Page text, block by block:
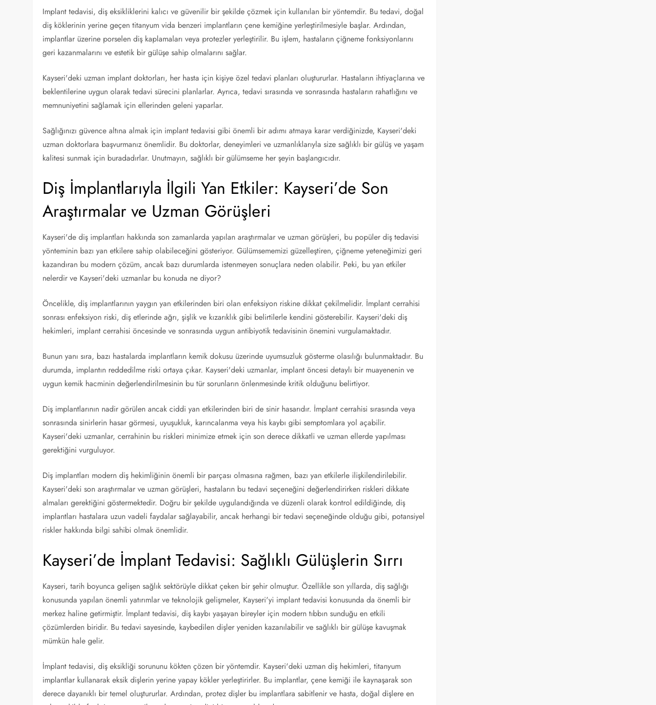
Implant tedavisi, diş eksikliklerini kalıcı ve güvenilir bir şekilde çözmek için kullanılan bir yöntemdir. Bu tedavi, doğal
diş köklerinin yerine geçen titanyum vida benzeri implantların çene kemiğine yerleştirilmesiyle başlar. Ardından,
implantlar üzerine porselen diş kaplamaları veya protezler yerleştirilir. Bu işlem, hastaların çiğneme fonksiyonlarını
geri kazanmalarını ve estetik bir gülüşe sahip olmalarını sağlar.
Kayseri'deki uzman implant doktorları, her hasta için kişiye özel tedavi planları oluştururlar. Hastaların ihtiyaçlarına ve
beklentilerine uygun olarak tedavi sürecini planlarlar. Ayrıca, tedavi sırasında ve sonrasında hastaların rahatlığını ve
memnuniyetini sağlamak için ellerinden geleni yaparlar.
Sağlığınızı güvence altına almak için implant tedavisi gibi önemli bir adımı atmaya karar verdiğinizde, Kayseri'deki
uzman doktorlara başvurmanız önemlidir. Bu doktorlar, deneyimleri ve uzmanlıklarıyla size sağlıklı bir gülüş ve yaşam
kalitesi sunmak için buradadırlar. Unutmayın, sağlıklı bir gülümseme her şeyin başlangıcıdır.
Diş İmplantlarıyla İlgili Yan Etkiler: Kayseri’de Son
Araştırmalar ve Uzman Görüşleri
Kayseri'de diş implantları hakkında son zamanlarda yapılan araştırmalar ve uzman görüşleri, bu popüler diş tedavisi
yönteminin bazı yan etkilere sahip olabileceğini gösteriyor. Gülümsememizi güzelleştiren, çiğneme yeteneğimizi geri
kazandıran bu modern çözüm, ancak bazı durumlarda istenmeyen sonuçlara neden olabilir. Peki, bu yan etkiler
nelerdir ve Kayseri'deki uzmanlar bu konuda ne diyor?
Öncelikle, diş implantlarının yaygın yan etkilerinden biri olan enfeksiyon riskine dikkat çekilmelidir. İmplant cerrahisi
sonrası enfeksiyon riski, diş etlerinde ağrı, şişlik ve kızarıklık gibi belirtilerle kendini gösterebilir. Kayseri'deki diş
hekimleri, implant cerrahisi öncesinde ve sonrasında uygun antibiyotik tedavisinin önemini vurgulamaktadır.
Bunun yanı sıra, bazı hastalarda implantların kemik dokusu üzerinde uyumsuzluk gösterme olasılığı bulunmaktadır. Bu
durumda, implantın reddedilme riski ortaya çıkar. Kayseri'deki uzmanlar, implant öncesi detaylı bir muayenenin ve
uygun kemik hacminin değerlendirilmesinin bu tür sorunların önlenmesinde kritik olduğunu belirtiyor.
Diş implantlarının nadir görülen ancak ciddi yan etkilerinden biri de sinir hasarıdır. İmplant cerrahisi sırasında veya
sonrasında sinirlerin hasar görmesi, uyuşukluk, karıncalanma veya his kaybı gibi semptomlara yol açabilir.
Kayseri'deki uzmanlar, cerrahinin bu riskleri minimize etmek için son derece dikkatli ve uzman ellerde yapılması
gerektiğini vurguluyor.
Diş implantları modern diş hekimliğinin önemli bir parçası olmasına rağmen, bazı yan etkilerle ilişkilendirilebilir.
Kayseri'deki son araştırmalar ve uzman görüşleri, hastaların bu tedavi seçeneğini değerlendirirken riskleri dikkate
almaları gerektiğini göstermektedir. Doğru bir şekilde uygulandığında ve düzenli olarak kontrol edildiğinde, diş
implantları hastalara uzun vadeli faydalar sağlayabilir, ancak herhangi bir tedavi seçeneğinde olduğu gibi, potansiyel
riskler hakkında bilgi sahibi olmak önemlidir.
Kayseri’de İmplant Tedavisi: Sağlıklı Gülüşlerin Sırrı
Kayseri, tarih boyunca gelişen sağlık sektörüyle dikkat çeken bir şehir olmuştur. Özellikle son yıllarda, diş sağlığı
konusunda yapılan önemli yatırımlar ve teknolojik gelişmeler, Kayseri'yi implant tedavisi konusunda da önemli bir
merkez haline getirmiştir. İmplant tedavisi, diş kaybı yaşayan bireyler için modern tıbbın sunduğu en etkili
çözümlerden biridir. Bu tedavi sayesinde, kaybedilen dişler yeniden kazanılabilir ve sağlıklı bir gülüşe kavuşmak
mümkün hale gelir.
İmplant tedavisi, diş eksikliği sorununu kökten çözen bir yöntemdir. Kayseri'deki uzman diş hekimleri, titanyum
implantlar kullanarak eksik dişlerin yerine yapay kökler yerleştirirler. Bu implantlar, çene kemiği ile kaynaşarak son
derece dayanıklı bir temel oluştururlar. Ardından, protez dişler bu implantlara sabitlenir ve hasta, doğal dişlere en